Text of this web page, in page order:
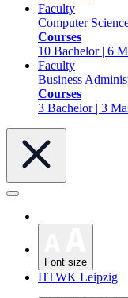
Faculty
Computer
Courses
10 Bachelor | 6
Faculty
Business
Courses
3 Bachelor | 3
Font size
HTWK Leipzig